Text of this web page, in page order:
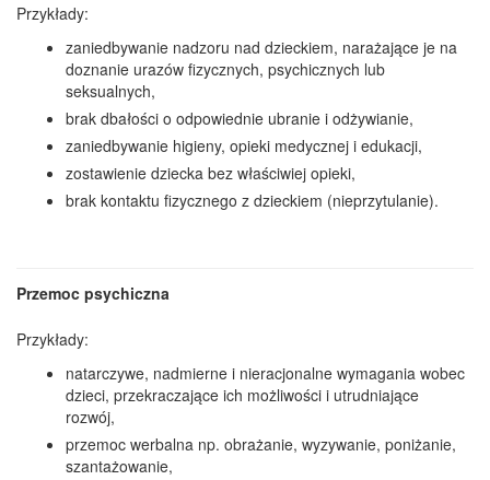
Przykłady:
zaniedbywanie nadzoru nad dzieckiem, narażające je na
doznanie urazów fizycznych, psychicznych lub
seksualnych,
brak dbałości o odpowiednie ubranie i odżywianie,
zaniedbywanie higieny, opieki medycznej i edukacji,
zostawienie dziecka bez właściwiej opieki,
brak kontaktu fizycznego z dzieckiem (nieprzytulanie).
Przemoc psychiczna
Przykłady:
natarczywe, nadmierne i nieracjonalne wymagania wobec
dzieci, przekraczające ich możliwości i utrudniające
rozwój,
przemoc werbalna np. obrażanie, wyzywanie, poniżanie,
szantażowanie,